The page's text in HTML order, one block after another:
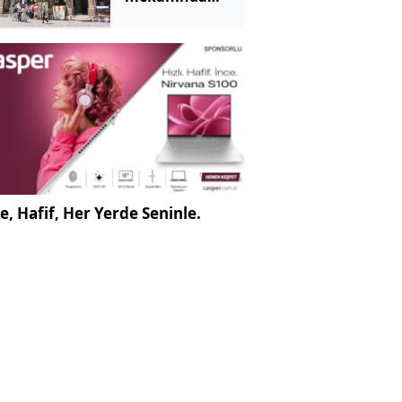
yaratan
görüntü
Hafif, Her Yerde Seninle.